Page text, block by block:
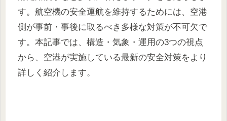
す。航空機の安全運航を維持するためには、空港
側が事前・事後に取るべき多様な対策が不可欠で
す。本記事では、構造・気象・運用の3つの視点
から、空港が実施している最新の安全対策をより
詳しく紹介します。